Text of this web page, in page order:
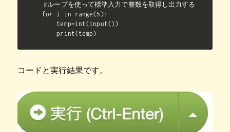
#ループを使って標準入力で整数を取得し出力する
for i in range(5):
    temp=int(input())
    print(temp)
コードと実行結果です。